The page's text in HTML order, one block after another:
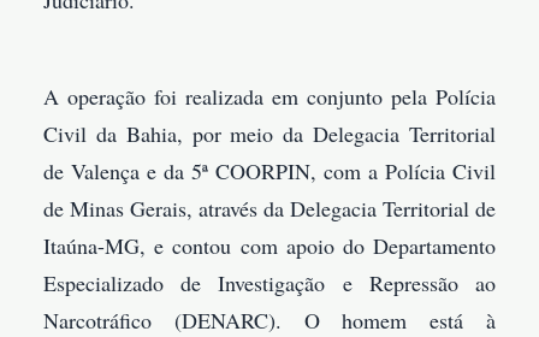
A operação foi realizada em conjunto pela Polícia
Civil da Bahia, por meio da Delegacia Territorial
de Valença e da 5ª COORPIN, com a Polícia Civil
de Minas Gerais, através da Delegacia Territorial de
Itaúna-MG, e contou com apoio do Departamento
Especializado de Investigação e Repressão ao
Narcotráfico (DENARC). O homem está à